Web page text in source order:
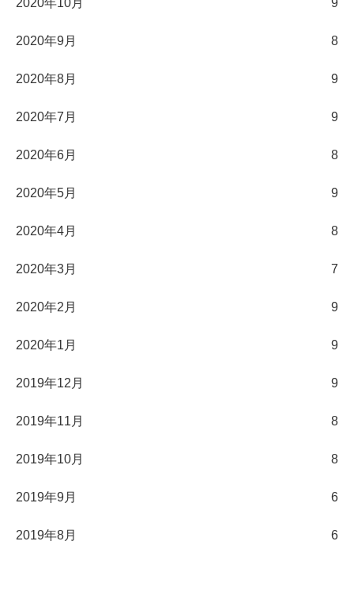
2020年10月 9
2020年9月 8
2020年8月 9
2020年7月 9
2020年6月 8
2020年5月 9
2020年4月 8
2020年3月 7
2020年2月 9
2020年1月 9
2019年12月 9
2019年11月 8
2019年10月 8
2019年9月 6
2019年8月 6